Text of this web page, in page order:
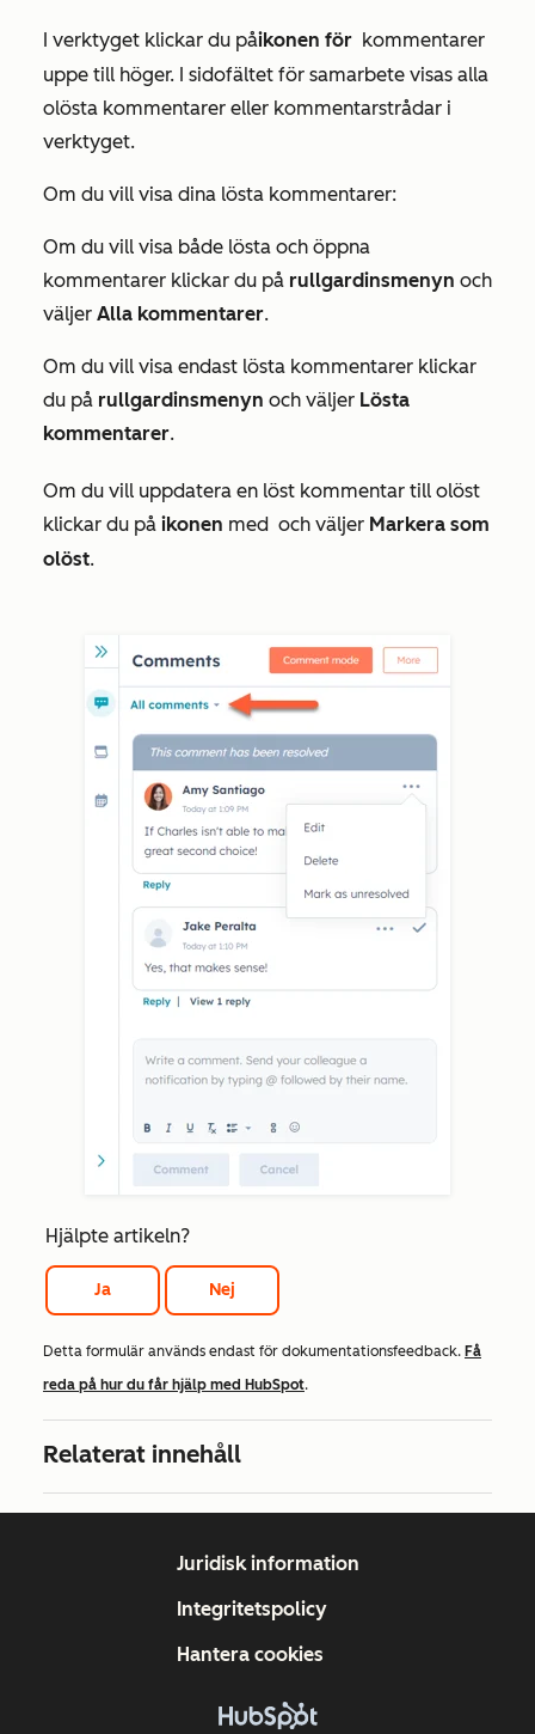
I verktyget klickar du påikonen för kommentarer
uppe till höger. I sidofältet för samarbete visas alla
olösta kommentarer eller kommentarstrådar i
verktyget.
Om du vill visa dina lösta kommentarer:
Om du vill visa både lösta och öppna
kommentarer klickar du på rullgardinsmenyn och
väljer Alla kommentarer.
Om du vill visa endast lösta kommentarer klickar
du på rullgardinsmenyn och väljer Lösta
kommentarer.
Om du vill uppdatera en löst kommentar till olöst
klickar du på ikonen med och väljer Markera som
olöst.
Hjälpte artikeln?
Ja Nej
Detta formulär används endast för dokumentationsfeedback. Få
reda på hur du får hjälp med HubSpot.
Relaterat innehåll
Juridisk information
Integritetspolicy
Hantera cookies